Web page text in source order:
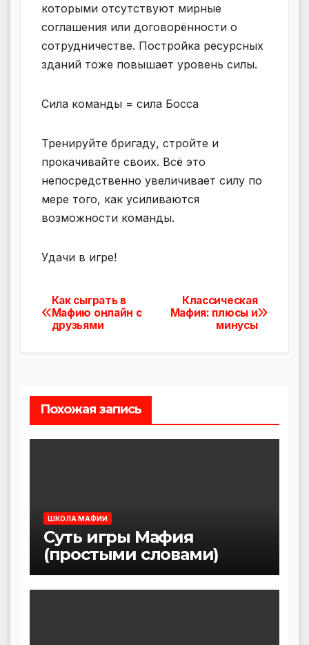
которыми отсутствуют мирные
соглашения или договорённости о
сотрудничестве. Постройка ресурсных
зданий тоже повышает уровень силы.
Сила команды = сила Босса
Тренируйте бригаду, стройте и
прокачивайте своих. Всё это
непосредственно увеличивает силу по
мере того, как усиливаются
возможности команды.
Удачи в игре!
Навигация
по
Классическая
Мафия: плюсы и
минусы
Как сыграть в
Мафию онлайн с
друзьями
Похожая запись
ШКОЛА МАФИИ
Суть игры Мафия
(простыми словами)